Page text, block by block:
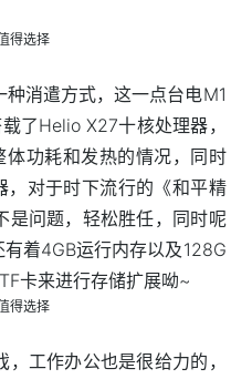
消遣方式，这一点台电M1
了Helio X27十核处理器，
功耗和发热的情况，同时
对于时下流行的《和平精
是问题，轻松胜任，同时呢
着4GB运行内存以及128G
卡来进行存储扩展呦~
工作办公也是很给力的，